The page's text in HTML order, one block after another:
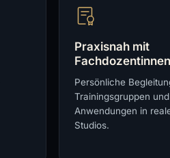
Praxisnah mit
Fachdozentinnen
Persönliche
Trainingsgruppen
Anwendungen in
Studios.